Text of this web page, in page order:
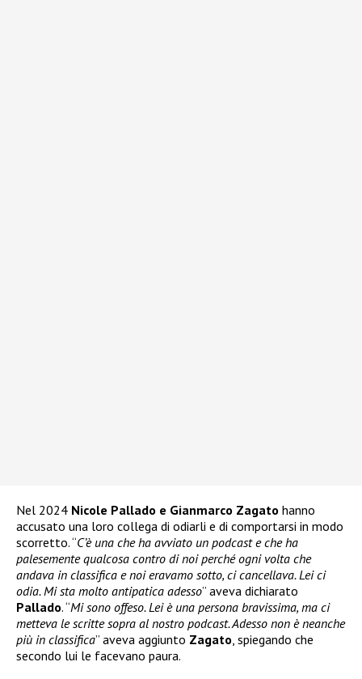
Nel 2024 Nicole Pallado e Gianmarco Zagato hanno
accusato una loro collega di odiarli e di comportarsi in modo
scorretto. “C’è una che ha avviato un podcast e che ha
palesemente qualcosa contro di noi perché ogni volta che
andava in classifica e noi eravamo sotto, ci cancellava. Lei ci
odia. Mi sta molto antipatica adesso” aveva dichiarato
Pallado. “Mi sono offeso. Lei è una persona bravissima, ma ci
metteva le scritte sopra al nostro podcast. Adesso non è neanche
più in classifica” aveva aggiunto Zagato, spiegando che
secondo lui le facevano paura.